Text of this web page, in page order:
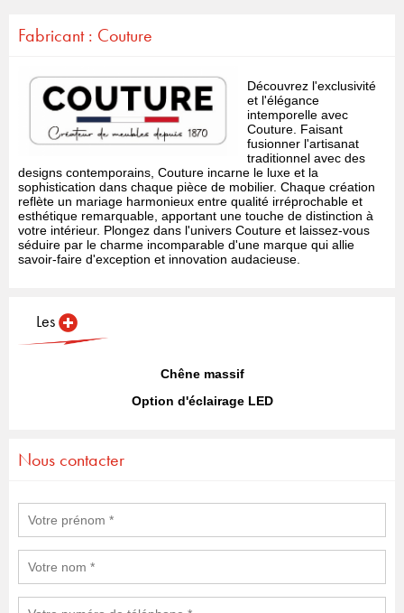
Fabricant : Couture
Découvrez l'exclusivité
et l'élégance
intemporelle avec
Couture. Faisant
fusionner l'artisanat
traditionnel avec des
designs contemporains, Couture incarne le luxe et la
sophistication dans chaque pièce de mobilier. Chaque création
reflète un mariage harmonieux entre qualité irréprochable et
esthétique remarquable, apportant une touche de distinction à
votre intérieur. Plongez dans l'univers Couture et laissez-vous
séduire par le charme incomparable d'une marque qui allie
savoir-faire d'exception et innovation audacieuse.
Les
Chêne massif
Option d'éclairage LED
Nous contacter